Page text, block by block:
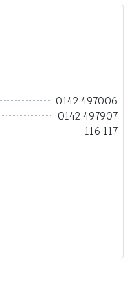
0142 497006
0142 497907
116 117